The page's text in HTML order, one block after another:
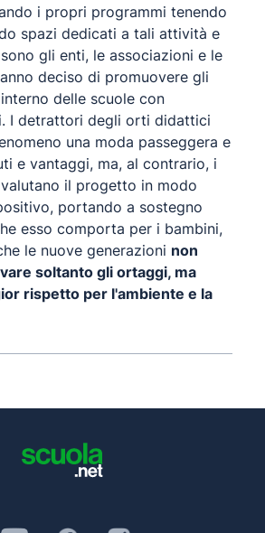
i propri programmi tenendo
spazi dedicati a tali attività e
gli enti, le associazioni e le
deciso di promuovere gli
delle scuole con
I detrattori degli orti didattici
una moda passeggera e
e vantaggi, ma, al contrario, i
il progetto in modo
portando a sostegno
esso comporta per i bambini,
le nuove generazioni non
soltanto gli ortaggi, ma
rispetto per l'ambiente e la